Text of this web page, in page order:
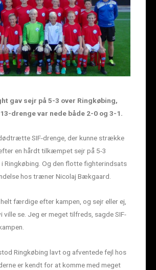
gav sejr på 5-3 over Ringkøbing,
drenge var nede både 2-0 og 3-1.
SIF-drenge, der kunne strække
en hårdt tilkæmpet sejr på 5-3
Ringkøbing. Og den flotte fighterindsats
hos træner Nicolaj Bækgaard.
færdige efter kampen, og sejr eller ej,
ville se. Jeg er meget tilfreds, sagde SIF-
Ringkøbing lavt og afventede fejl hos
er kendt for at komme med meget